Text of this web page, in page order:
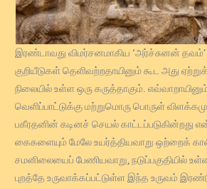
இரண்டாவது விமர்சனமாகிய ‘அர்ச்சுனன்
குறியீடுகள் தெளிவற்றதாயினும் கூட அது
நிலையில் உள்ள ஒரு கருத்தாகும்.
வெளிப்பாட்டுக்கு மற்றுமொரு பொருள்
பகீரதனின் கடினச் செயல் காட்டப்படுகின்றது
கைகளையும் மேலே உயர்த்தியவாறு ஒற்றைக்
சமனிலையைப் பேணியவாறு, நடுப்பகுதியில்
புறத்தே உருவாக்கப்பட்டுள்ள இந்த உருவம்